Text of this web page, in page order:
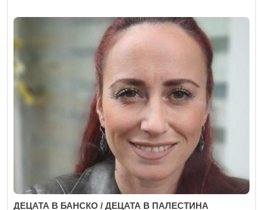
ДЕЦАТА В БАНСКО / ДЕЦАТА В ПАЛЕСТИНА